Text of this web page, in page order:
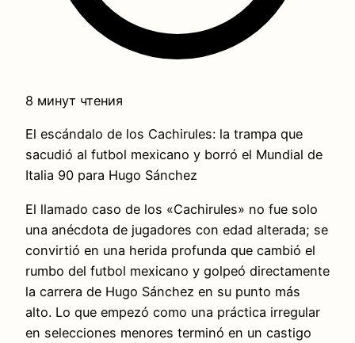
8 минут чтения
El escándalo de los Cachirules: la trampa que
sacudió al futbol mexicano y borró el Mundial de
Italia 90 para Hugo Sánchez
El llamado caso de los «Cachirules» no fue solo
una anécdota de jugadores con edad alterada; se
convirtió en una herida profunda que cambió el
rumbo del futbol mexicano y golpeó directamente
la carrera de Hugo Sánchez en su punto más
alto. Lo que empezó como una práctica irregular
en selecciones menores terminó en un castigo